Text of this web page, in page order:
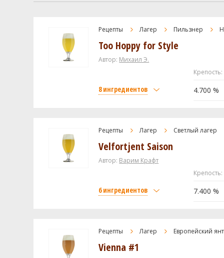
Рецепты Лагер Пильзнер
Too Hoppy for Style
Автор: Михаил Э.
8 ингредиентов
Крепость:
4.700 %
Weyermann Пилзнер
Castle Malting Munich (Мюнхенский)
Castle Malting Viena (Венский)
Амарилло (Amarillo)
Дрожжи
San Francisco Lager (White Labs
Рецепты Лагер Светлый лагер
Velfortjent Saison
Автор: Варим Крафт
6 ингредиентов
Крепость:
7.400 %
Castle Malting Pale Ale
Castle Malting Wheat (пшеничный)
Рецепты Лагер Европейский
Vienna #1